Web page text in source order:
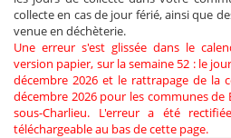
collecte en cas de jour férié, ainsi que
venue en déchèterie.
Une erreur s'est glissée dans le
version papier, sur la semaine 52 : le
décembre 2026 et le rattrapage de la
décembre 2026 pour les communes
sous-Charlieu. L'erreur a été
téléchargeable au bas de cette page.